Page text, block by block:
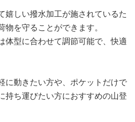
嬉しい撥水加工が施されているた
を守ることができます。
体型に合わせて調節可能で、快適
に動きたい方や、ポケットだけで
持ち運びたい方におすすめの山登